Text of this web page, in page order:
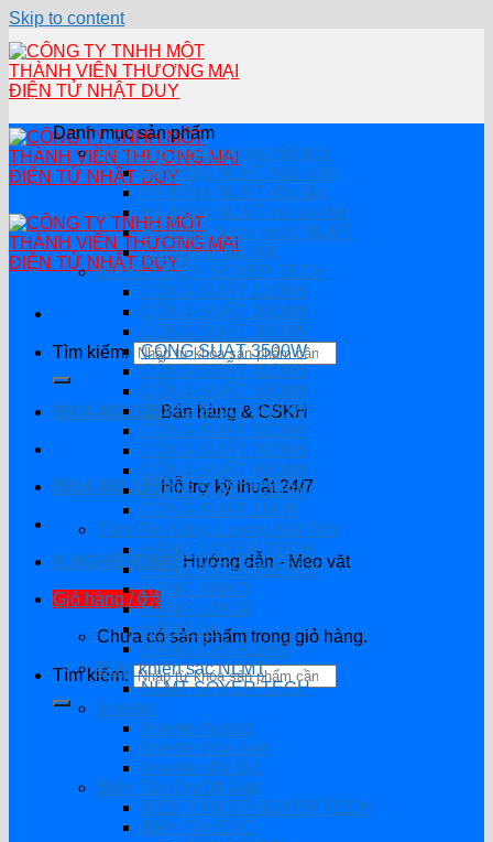
Skip to content
Tìm kiếm:
0914.482.135Bán hàng & CSKH
0914.482.135Hỗ trợ kỹ thuật 24/7
K.NGHIỆM HAYHướng dẫn - Mẹo vặt
Giỏ hàng /0₫
Chưa có sản phẩm trong giỏ hàng.
Tìm kiếm:
Danh mục sản phẩm
Hệ thống năng lượng mặt trời
Hệ thống NLMT hòa lưới
Hệ thông NLMT độc lập
Hệ thống NLMT có lưu trữ
Hệ thống bơm nước NLMT
Combo tự lắp đặt
BỘ ĐỔI ĐIỆN SOYER TECH
CÔNG SUẤT 1200W
CÔNG SUẤT 2000W
CÔNG SUẤT 3000W
CÔNG SUẤT 3500W
CÔNG SUẤT 4200W
CÔNG SUẤT 5000W
CÔNG SUẤT 5500W
CÔNG SUẤT 6200W
CÔNG SUẤT 7000W
CÔNG SUẤT 8000W
CÔNG SUẤT 8200W
CÔNG SUẤT 11KW
Tấm Pin Năng Lượng Mặt Trời
HÃNG SOYER TECH
HÃNG ASTRONERGY
HÃNG JINKO
HÃNG LONGI
HÃNG JA
HÃNG CANADIAN
Điều khiển sạc NLMT
NLMT SOYER TECH
Inverter
Inverter hybrid
Inverter hòa lưới
Inverter độc lập
Biến Tần On/Off Grid
BIẾN TẦN ST-SOYER TECH
Biến Tần EVO